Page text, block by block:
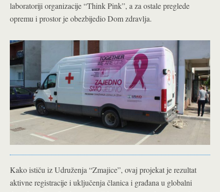
laboratoriji organizacije “Think Pink”, a za ostale preglede
opremu i prostor je obezbijedio Dom zdravlja.
Kako ističu iz Udruženja “Zmajice”, ovaj projekat je rezultat
aktivne registracije i uključenja članica i građana u globalni